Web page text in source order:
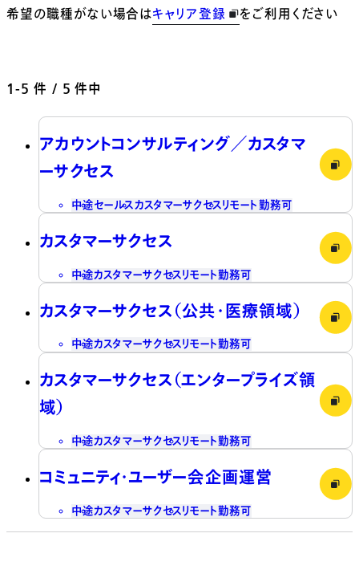
希望の職種がない場合はキャリア登録 をご利用ください
1-5 件 / 5 件中
アカウントコンサルティング／カスタマ
ーサクセス
中途セールスカスタマーサクセスリモート勤務可
カスタマーサクセス
中途カスタマーサクセス リモート勤務可
カスタマーサクセス（公共・医療領域）
中途カスタマーサクセスリモート勤務可
カスタマーサクセス（エンタープライズ領
域）
中途カスタマーサクセスリモート勤務可
コミュニティ・ユーザー会企画運営
中途カスタマーサクセス リモート勤務可